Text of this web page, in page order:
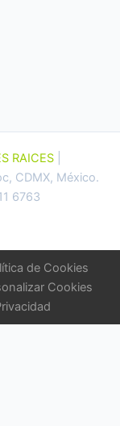
RAICES
CDMX, México.
6763
de Cookies
Cookies